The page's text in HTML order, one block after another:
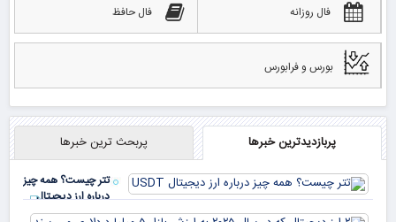
فال روزانه فال حافظ
بورس و فرابورس
پربازدیدترین خبرها پربحث ترین خبرها
تتر چیست؟ همه چیز
درباره ارز دیجیتال
USDT